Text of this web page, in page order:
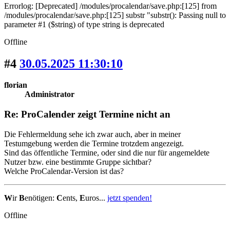
Errorlog: [Deprecated] /modules/procalendar/save.php:[125] from
/modules/procalendar/save.php:[125] substr "substr(): Passing null to
parameter #1 ($string) of type string is deprecated
Offline
#4 30.05.2025 11:30:10
florian
Administrator
Re: ProCalender zeigt Termine nicht an
Die Fehlermeldung sehe ich zwar auch, aber in meiner
Testumgebung werden die Termine trotzdem angezeigt.
Sind das öffentliche Termine, oder sind die nur für angemeldete
Nutzer bzw. eine bestimmte Gruppe sichtbar?
Welche ProCalendar-Version ist das?
WirBenötigen: Cents, Euros... jetzt spenden!
Offline